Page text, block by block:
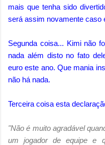
mais que tenha sido
será assim novamente caso
Segunda coisa... Kimi não
nada além disto no fato
euro este ano. Que mania
não há nada.
Terceira coisa esta
"Não é muito agradável
um jogador de equipe e